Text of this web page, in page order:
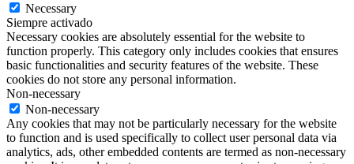
Necessary
Siempre activado
Necessary cookies are absolutely essential for the website to
function properly. This category only includes cookies that ensures
basic functionalities and security features of the website. These
cookies do not store any personal information.
Non-necessary
Non-necessary
Any cookies that may not be particularly necessary for the website
to function and is used specifically to collect user personal data via
analytics, ads, other embedded contents are termed as non-necessary